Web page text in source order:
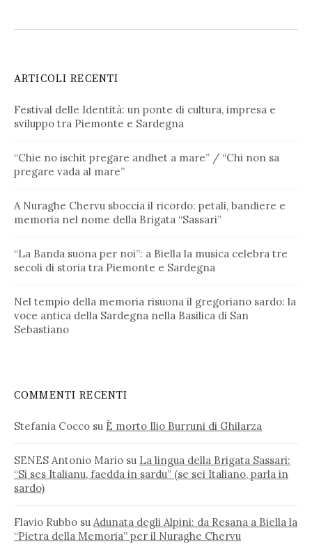
ARTICOLI RECENTI
Festival delle Identità: un ponte di cultura, impresa e
sviluppo tra Piemonte e Sardegna
“Chie no ischit pregare andhet a mare” / “Chi non sa
pregare vada al mare”
A Nuraghe Chervu sboccia il ricordo: petali, bandiere e
memoria nel nome della Brigata “Sassari”
“La Banda suona per noi”: a Biella la musica celebra tre
secoli di storia tra Piemonte e Sardegna
Nel tempio della memoria risuona il gregoriano sardo: la
voce antica della Sardegna nella Basilica di San
Sebastiano
COMMENTI RECENTI
Stefania Cocco su È morto Ilio Burruni di Ghilarza
SENES Antonio Mario su La lingua della Brigata Sassari:
“Si ses Italianu, faedda in sardu” (se sei Italiano, parla in
sardo)
Flavio Rubbo su Adunata degli Alpini: da Resana a Biella la
“Pietra della Memoria” per il Nuraghe Chervu